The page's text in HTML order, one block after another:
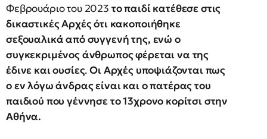
Φεβρουάριο του 2023 το παιδί κατέθεσε στις
δικαστικές Αρχές ότι κακοποιήθηκε
σεξουαλικά από συγγενή της, ενώ ο
συγκεκριμένος άνθρωπος φέρεται να της
έδινε και ουσίες.Οι Αρχές υποψιάζονται πως
ο εν λόγω άνδρας είναι και ο πατέρας του
παιδιού που γέννησε το 13χρονο κορίτσι στην
Αθήνα.